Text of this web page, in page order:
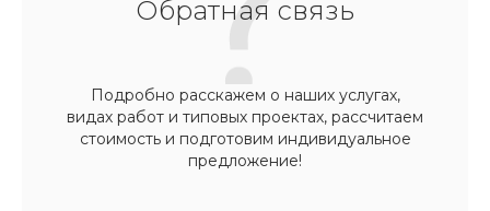
Обратная связь
Подробно расскажем о наших услугах,
видах работ и типовых проектах, рассчитаем
стоимость и подготовим индивидуальное
предложение!